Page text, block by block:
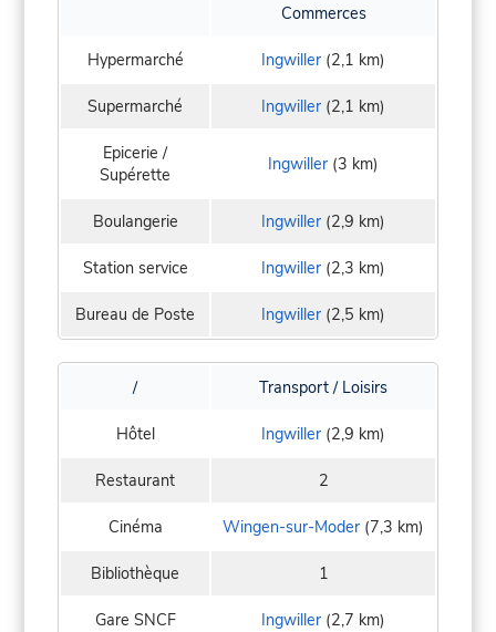
Commerces
Hypermarché Ingwiller (2,1 km)
Supermarché Ingwiller (2,1 km)
Epicerie /
Supérette
Ingwiller (3 km)
Boulangerie Ingwiller (2,9 km)
Station service Ingwiller (2,3 km)
Bureau de Poste Ingwiller (2,5 km)
/ Transport / Loisirs
Hôtel Ingwiller (2,9 km)
Restaurant 2
Cinéma Wingen-sur-Moder (7,3 km)
Bibliothèque 1
Gare SNCF Ingwiller (2,7 km)